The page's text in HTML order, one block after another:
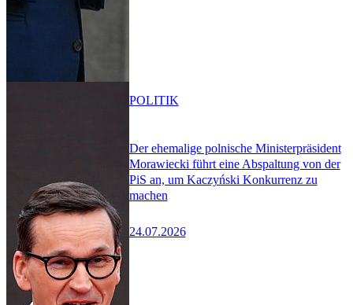
Der ehemalige polnische Ministerpräsident
Morawiecki führt eine Abspaltung von der
PiS an, um Kaczyński Konkurrenz zu
machen
24.07.2026
POLITIK